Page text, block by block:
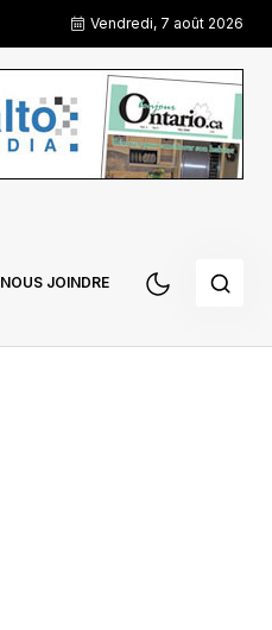
Vendredi, 7 août 2026
NOUS JOINDRE